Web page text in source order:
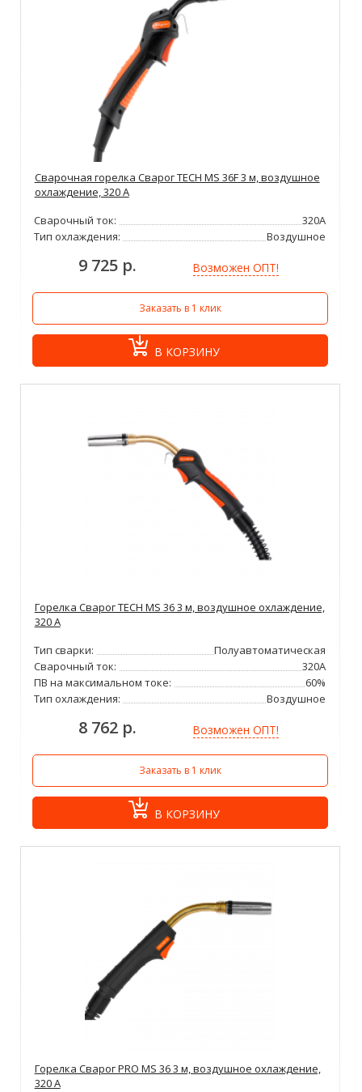
Сварочная горелка Сварог TECH MS 36F 3 м, воздушное
охлаждение, 320 А
Сварочный ток:
320А
Тип охлаждения:
Воздушное
9 725 р. Возможен ОПТ!
Заказать в 1 клик
В КОРЗИНУ
Горелка Сварог TECH MS 36 3 м, воздушное охлаждение,
320 А
Тип сварки:
Полуавтоматическая
Сварочный ток:
320А
ПВ на максимальном токе:
60%
Тип охлаждения:
Воздушное
8 762 р. Возможен ОПТ!
Заказать в 1 клик
В КОРЗИНУ
Горелка Сварог PRO MS 36 3 м, воздушное охлаждение,
320 А